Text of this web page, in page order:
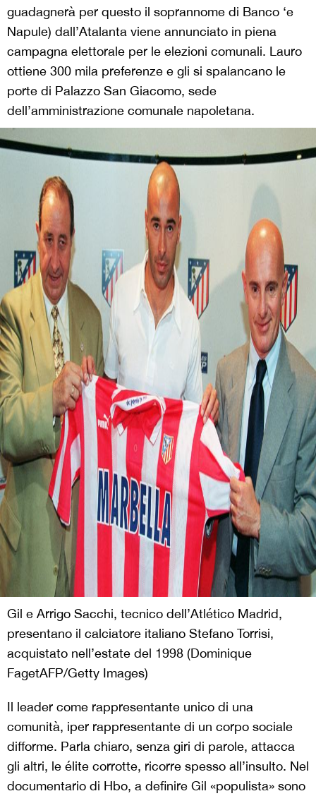
guadagnerà per questo il soprannome di Banco ‘e
Napule) dall’Atalanta viene annunciato in piena
campagna elettorale per le elezioni comunali. Lauro
ottiene 300 mila preferenze e gli si spalancano le
porte di Palazzo San Giacomo, sede
dell’amministrazione comunale napoletana.
Gil e Arrigo Sacchi, tecnico dell’Atlético Madrid,
presentano il calciatore italiano Stefano Torrisi,
acquistato nell’estate del 1998 (Dominique
FagetAFP/Getty Images)
Il leader come rappresentante unico di una
comunità, iper rappresentante di un corpo sociale
difforme. Parla chiaro, senza giri di parole, attacca
gli altri, le élite corrotte, ricorre spesso all’insulto. Nel
documentario di Hbo, a definire Gil «populista» sono